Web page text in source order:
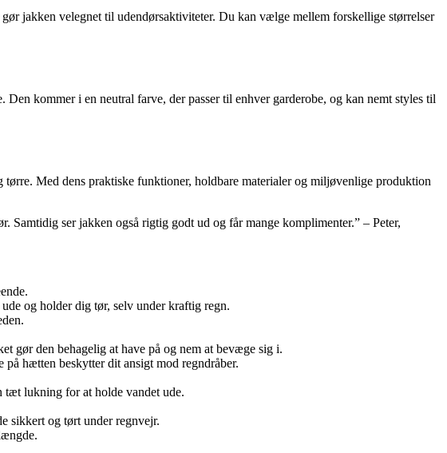
jakken velegnet til udendørsaktiviteter. Du kan vælge mellem forskellige størrelser
kommer i en neutral farve, der passer til enhver garderobe, og kan nemt styles til
Med dens praktiske funktioner, holdbare materialer og miljøvenlige produktion
ser jakken også rigtig godt ud og får mange komplimenter.” – Peter,
og holder dig tør, selv under kraftig regn.
gør den behagelig at have på og nem at bevæge sig i.
hætten beskytter dit ansigt mod regndråber.
tæt lukning for at holde vandet ude.
sikkert og tørt under regnvejr.